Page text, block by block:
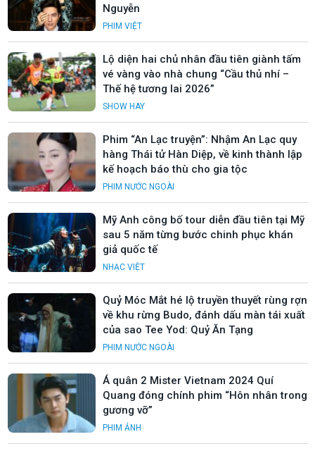
Nguyễn
PHIM VIỆT
Lộ diện hai chủ nhân đầu tiên giành tấm
vé vàng vào nhà chung “Cầu thủ nhí –
Thế hệ tương lai 2026”
SHOW HAY
Phim “An Lạc truyện”: Nhậm An Lạc quy
hàng Thái tử Hàn Diệp, về kinh thành lập
kế hoạch báo thù cho gia tộc
PHIM NƯỚC NGOÀI
Mỹ Anh công bố tour diễn đầu tiên tại Mỹ
sau 5 năm từng bước chinh phục khán
giả quốc tế
NHẠC VIỆT
Quỷ Móc Mắt hé lộ truyền thuyết rùng rợn
về khu rừng Budo, đánh dấu màn tái xuất
của sao Tee Yod: Quỷ Ăn Tạng
PHIM NƯỚC NGOÀI
Á quân 2 Mister Vietnam 2024 Quí
Quang đóng chính phim “Hôn nhân trong
gương vỡ”
PHIM ẢNH